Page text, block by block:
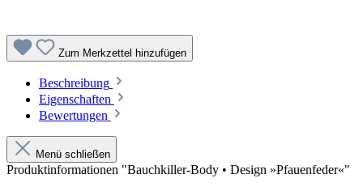
Zum Merkzettel hinzufügen
Beschreibung
Eigenschaften
Bewertungen
Menü schließen
Produktinformationen "Bauchkiller-Body • Design »Pfauenfeder«"